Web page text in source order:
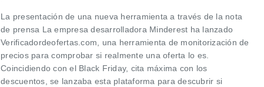
La presentación de una nueva herramienta a través de la nota
de prensa La empresa desarrolladora Minderest ha lanzado
Verificadordeofertas.com, una herramienta de monitorización de
precios para comprobar si realmente una oferta lo es.
Coincidiendo con el Black Friday, cita máxima con los
descuentos, se lanzaba esta plataforma para descubrir si